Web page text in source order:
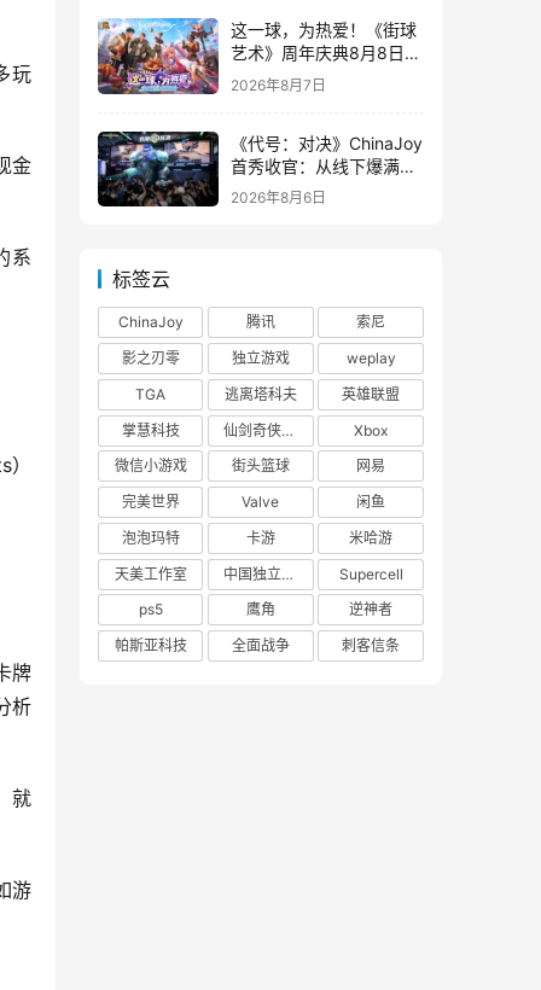
玩
金
系
牌
析
就
游
这一球，为热爱！《街球
艺术》周年庆典8月8日正
式上线，多重福利与全新
内容同步开启
2026年8月7日
《代号：对决》ChinaJoy
首秀收官：从线下爆满看
见玩家的真实期待
2026年8月6日
标签云
ChinaJoy 腾讯
索尼
影之刃零
独立游戏
weplay
TGA
逃离塔科夫
英雄联盟
掌慧科技
仙剑奇侠传四
Xbox
微信小游戏
街头篮球
网易
完美世界
Valve
闲鱼
泡泡玛特
卡游
米哈游
天美工作室
中国独立游戏联盟
Supercell
ps5
鹰角
逆神者
帕斯亚科技
全面战争 刺客信条